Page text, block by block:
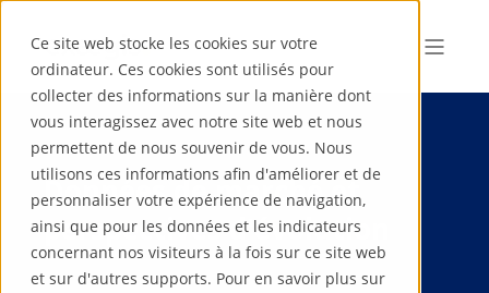
Ce site web stocke les cookies sur votre
ordinateur. Ces cookies sont utilisés pour
collecter des informations sur la manière dont
vous interagissez avec notre site web et nous
permettent de nous souvenir de vous. Nous
utilisons ces informations afin d'améliorer et de
personnaliser votre expérience de navigation,
ainsi que pour les données et les indicateurs
concernant nos visiteurs à la fois sur ce site web
et sur d'autres supports. Pour en savoir plus sur
Données de marché et
perspectives d'évolution